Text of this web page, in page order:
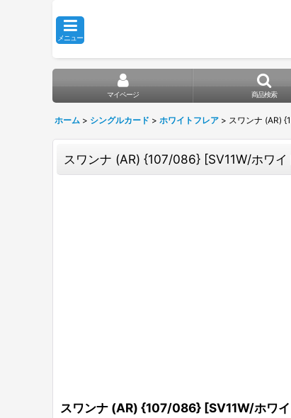
メニュー
マイページ 商品検索
ホーム > シングルカード > ホワイトフレア > スワンナ (AR)
スワンナ (AR) {107/086} [SV11W/ホワ
スワンナ (AR) {107/086} [SV11W/ホワ